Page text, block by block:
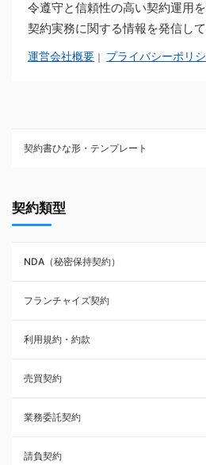
令遵守と信頼性の高い契約運用
契約実務に関する情報を発信して
運営会社概要 ｜ プライバシーポリ
契約書ひな形・テンプレート
NDA（秘密保持契約）
業務委託契約
利用規約・約款
覚書・合意書・同意書
承諾書
雇用契約
その他契約・書面
契約類型
NDA（秘密保持契約）
フランチャイズ契約
利用規約・約款
売買契約
業務委託契約
請負契約